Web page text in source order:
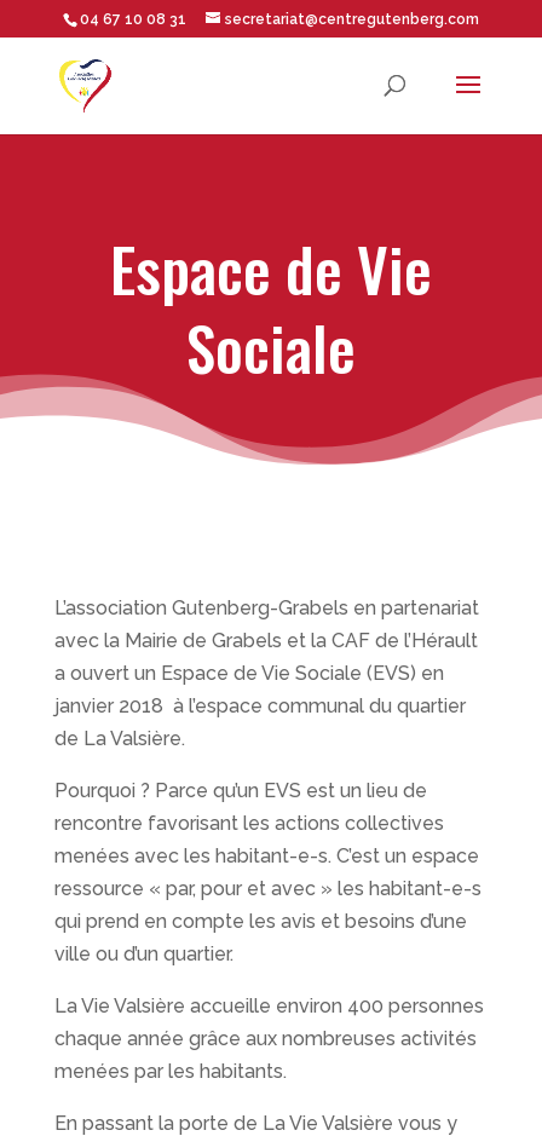
Ouvrir la barre d’outils
04 67 10 08 31 secretariat@centregutenberg.com
Espace de Vie
Sociale
L’association Gutenberg-Grabels en partenariat
avec la Mairie de Grabels et la CAF de l’Hérault
a ouvert un Espace de Vie Sociale (EVS) en
janvier 2018 à l’espace communal du quartier
de La Valsière.
Pourquoi ? Parce qu’un EVS est un lieu de
rencontre favorisant les actions collectives
menées avec les habitant-e-s. C’est un espace
ressource « par, pour et avec » les habitant-e-s
qui prend en compte les avis et besoins d’une
ville ou d’un quartier.
La Vie Valsière accueille environ 400 personnes
chaque année grâce aux nombreuses activités
menées par les habitants.
En passant la porte de La Vie Valsière vous y